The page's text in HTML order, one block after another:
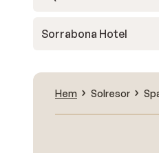
Sorrabona Hotel
Hem Solresor